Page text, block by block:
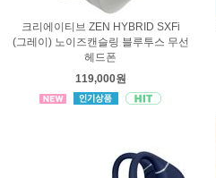
크리에이티브 ZEN HYBRID SXFi
(그레이) 노이즈캔슬링 블루투스 무선
헤드폰
119,000원